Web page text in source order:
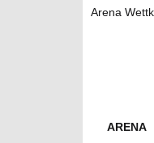
ARENA